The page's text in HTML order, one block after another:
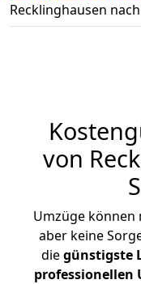
Recklinghausen
von
Umzüge
aber keine
diegünstigste
professionellen